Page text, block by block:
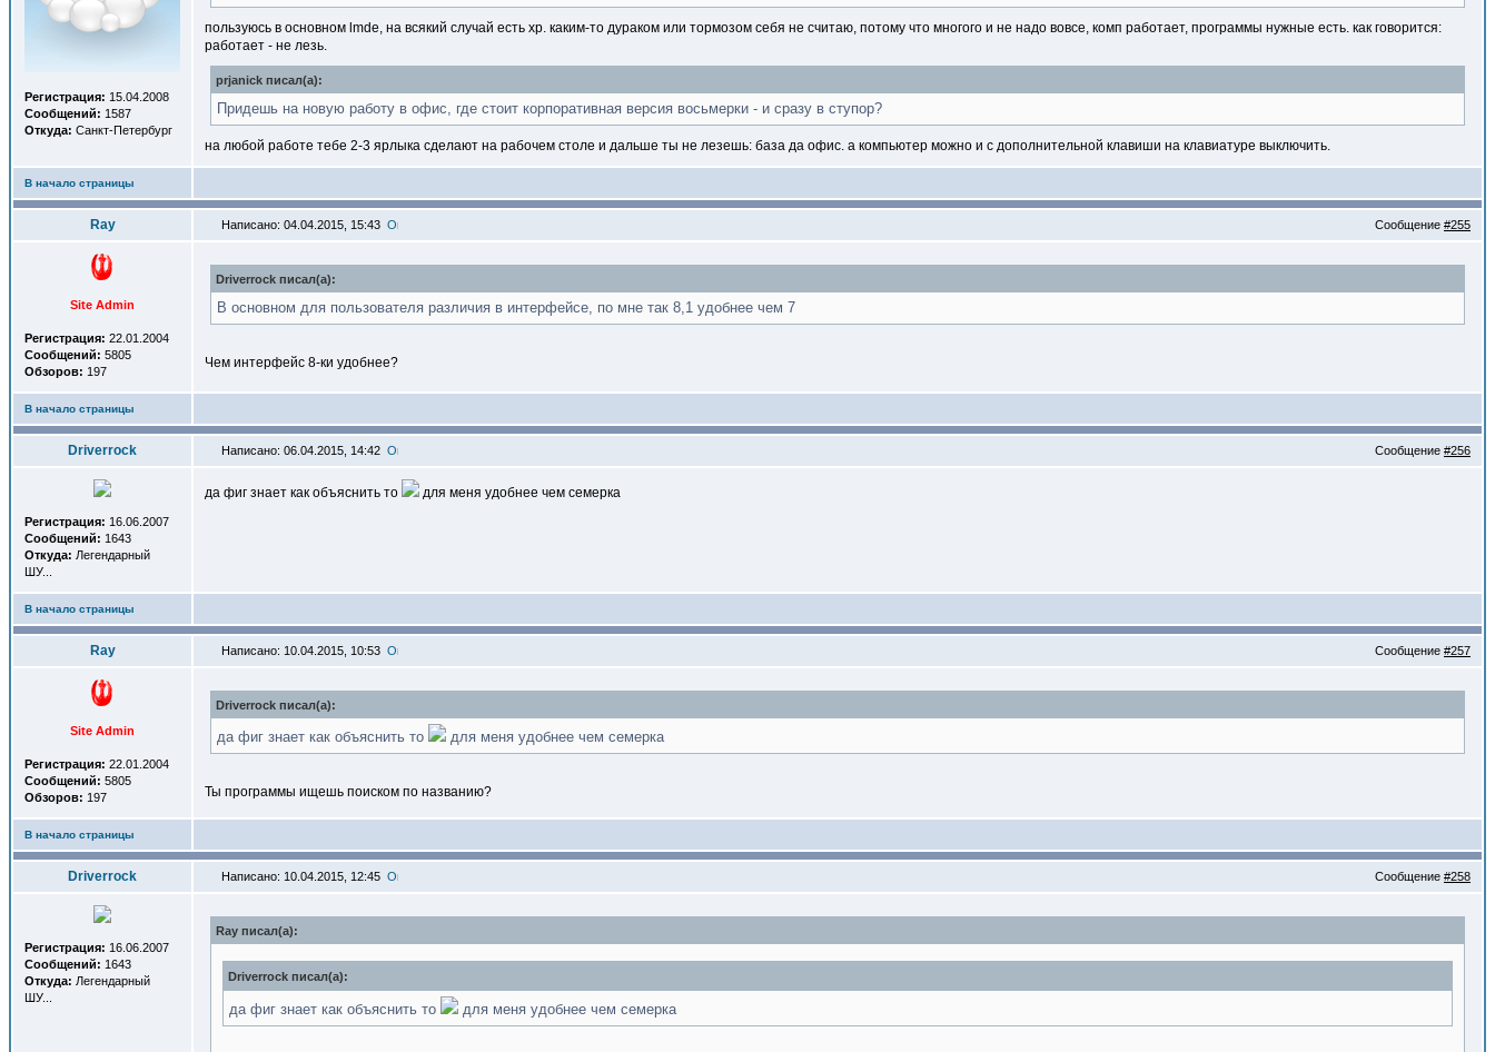
Регистрация: 15.04.2008
Сообщений: 1587
Откуда: Санкт-Петербург
пользуюсь в основном lmde, на всякий случай есть хр. каким-то дураком или тормозом себя не считаю, потому что многого и не надо вовсе, комп работает, программы нужные есть. как говорится:
работает - не лезь.
prjanick писал(a):
Придешь на новую работу в офис, где стоит корпоративная версия восьмерки - и сразу в ступор?
на любой работе тебе 2-3 ярлыка сделают на рабочем столе и дальше ты не лезешь: база да офис. а компьютер можно и с дополнительной клавиши на клавиатуре выключить.
В начало страницы
Ray Написано: 04.04.2015, 15:43 Сообщение #255
Site Admin
Регистрация: 22.01.2004
Сообщений: 5805
Обзоров: 197
Driverrock писал(a):
В основном для пользователя различия в интерфейсе, по мне так 8,1 удобнее чем 7
Чем интерфейс 8-ки удобнее?
В начало страницы
Driverrock Написано: 06.04.2015, 14:42 Сообщение #256
Регистрация: 16.06.2007
Сообщений: 1643
Откуда: Легендарный
ШУ...
да фиг знает как объяснить то для меня удобнее чем семерка
В начало страницы
Ray Написано: 10.04.2015, 10:53 Сообщение #257
Site Admin
Регистрация: 22.01.2004
Сообщений: 5805
Обзоров: 197
Driverrock писал(a):
да фиг знает как объяснить то для меня удобнее чем семерка
Ты программы ищешь поиском по названию?
В начало страницы
Driverrock Написано: 10.04.2015, 12:45 Сообщение #258
Регистрация: 16.06.2007
Сообщений: 1643
Откуда: Легендарный
ШУ...
Ray писал(a):
Driverrock писал(a):
да фиг знает как объяснить то для меня удобнее чем семерка